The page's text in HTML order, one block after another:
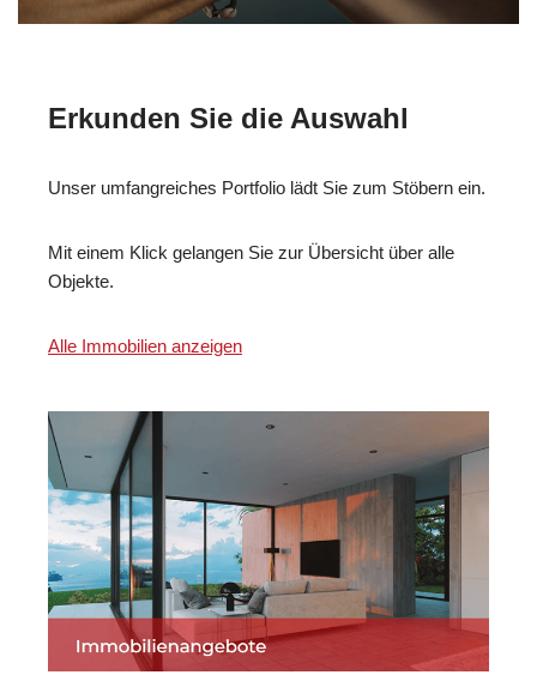
Erkunden Sie die Auswahl
Unser umfangreiches Portfolio lädt Sie zum Stöbern ein.
Mit einem Klick gelangen Sie zur Übersicht über alle
Objekte.
Alle Immobilien anzeigen